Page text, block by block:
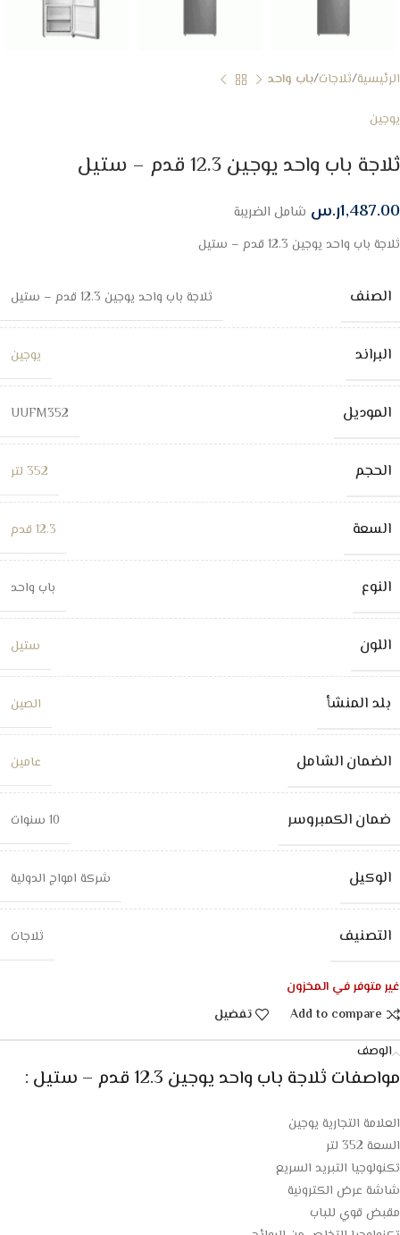
الرئيسية ثلاجات باب واحد
يوجين
ثلاجة باب واحد يوجين 12.3 قدم – ستيل
1,487.00ر.س شامل الضريبة
ثلاجة باب واحد يوجين 12.3 قدم – ستيل
الصنف ثلاجة باب واحد يوجين 12.3 قدم – ستيل
البراند يوجين
الموديل UUFM352
الحجم 352 لتر
السعة 12.3 قدم
النوع باب واحد
اللون ستيل
بلد المنشأ الصين
الضمان الشامل عامين
ضمان الكمبروسر 10 سنوات
الوكيل شركة امواج الدولية
التصنيف ثلاجات
غير متوفر في المخزون
Add to compare
تفضيل
الوصف
مواصفات ثلاجة باب واحد يوجين 12.3 قدم – ستيل :
العلامة التجارية يوجين
السعة 352 لتر
تكنولوجيا التبريد السريع
شاشة عرض الكترونية
مقبض قوي للباب